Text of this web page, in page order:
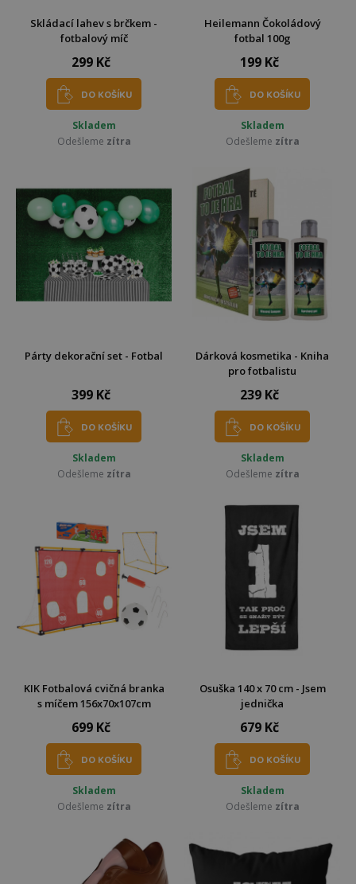
Skládací lahev s brčkem -
fotbalový míč
299 Kč
DO KOŠÍKU
Skladem
Odešleme zítra
Heilemann Čokoládový
fotbal 100g
199 Kč
DO KOŠÍKU
Skladem
Odešleme zítra
Párty dekorační set - Fotbal
399 Kč
DO KOŠÍKU
Skladem
Odešleme zítra
Dárková kosmetika - Kniha
pro fotbalistu
239 Kč
DO KOŠÍKU
Skladem
Odešleme zítra
KIK Fotbalová cvičná branka
s míčem 156x70x107cm
699 Kč
DO KOŠÍKU
Skladem
Odešleme zítra
Osuška 140 x 70 cm - Jsem
jednička
679 Kč
DO KOŠÍKU
Skladem
Odešleme zítra